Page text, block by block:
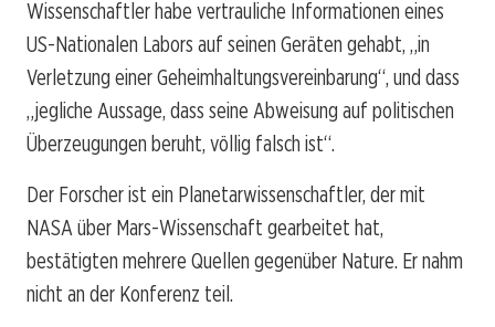
Wissenschaftler habe vertrauliche Informationen eines
US-Nationalen Labors auf seinen Geräten gehabt, „in
Verletzung einer Geheimhaltungsvereinbarung“, und dass
„jegliche Aussage, dass seine Abweisung auf politischen
Überzeugungen beruht, völlig falsch ist“.
Der Forscher ist ein Planetarwissenschaftler, der mit
NASA über Mars-Wissenschaft gearbeitet hat,
bestätigten mehrere Quellen gegenüber Nature. Er nahm
nicht an der Konferenz teil.